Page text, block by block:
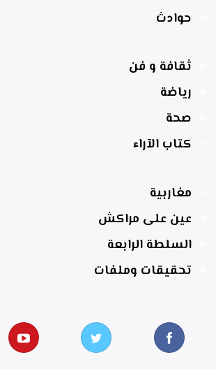
حوادث
ثقافة و فن
رياضة
صحة
كتاب الآراء
مغاربية
عين على مراكش
السلطة الرابعة
تحقيقات وملفات